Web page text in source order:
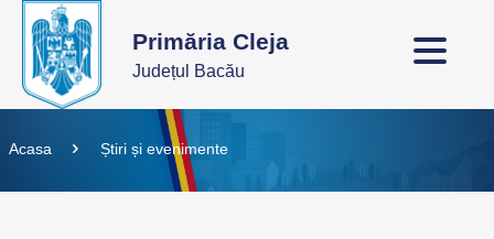
Primăria Cleja
Județul Bacău
Acasa Știri și evenimente